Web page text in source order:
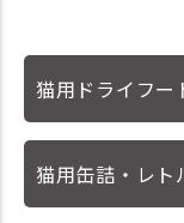
猫用ドライフー
猫用缶詰・レト